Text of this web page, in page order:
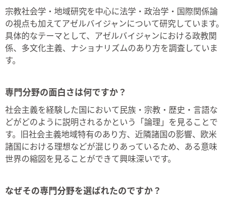
宗教社会学・地域研究を中心に法学・政治学・国際関係論
の視点も加えてアゼルバイジャンについて研究しています。
具体的なテーマとして、アゼルバイジャンにおける政教関
係、多文化主義、ナショナリズムのあり方を調査していま
す。
専門分野の面白さは何ですか？
社会主義を経験した国において民族・宗教・歴史・言語な
どがどのように説明されるかという「論理」を見ることで
す。旧社会主義地域特有のあり方、近隣諸国の影響、欧米
諸国における理想などが混じりあっているため、ある意味
世界の縮図を見ることができて興味深いです。
なぜその専門分野を選ばれたのですか？